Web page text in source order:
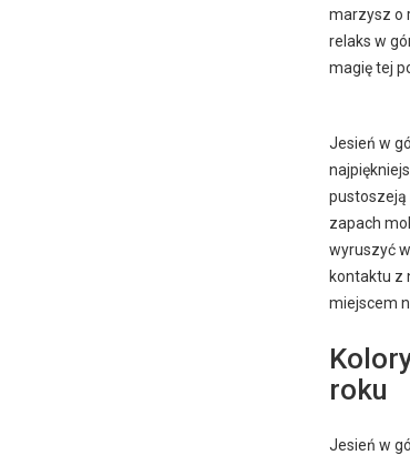
marzysz o
relaks w
magię tej
Jesień w
pustoszeją
zapach
wyruszyć
kontaktu z
miejscem
roku
Jesień w